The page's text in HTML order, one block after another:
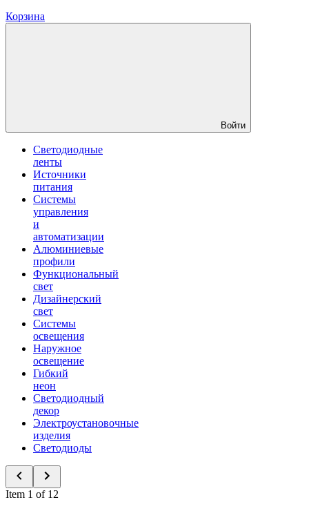
Корзина
Войти
Светодиодные
ленты
Источники
питания
Системы
управления
и
автоматизации
Алюминиевые
профили
Функциональный
свет
Дизайнерский
свет
Системы
освещения
Наружное
освещение
Гибкий
неон
Светодиодный
декор
Электроустановочные
изделия
Светодиоды
Item 1 of 12